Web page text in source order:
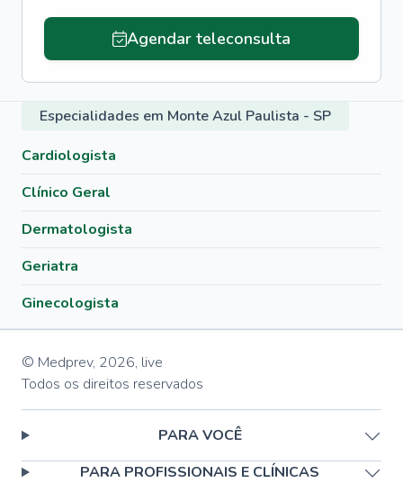
Agendar teleconsulta
Especialidades em Monte Azul Paulista - SP
Cardiologista
Clínico Geral
Dermatologista
Geriatra
Ginecologista
© Medprev, 2026, live
Todos os direitos reservados
PARA VOCÊ
PARA PROFISSIONAIS E CLÍNICAS